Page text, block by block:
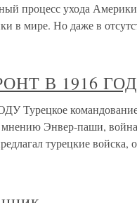
процесс ухода
в мире. Но даже в
В 1916
командование
Энвер-паши,
турецкие войска,